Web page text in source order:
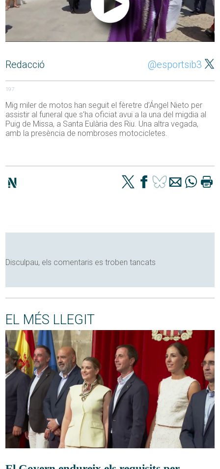
Redacció @esportsib3
197
Mig miler de motos han seguit el fèretre d’Ángel Nieto per
assistir al funeral que s’ha oficiat avui a la una del migdia al
Puig de Missa, a Santa Eulària des Riu. Una altra vegada,
amb la presència de nombroses motocicletes.
Disculpau, els comentaris es troben tancats
EL MÉS LLEGIT